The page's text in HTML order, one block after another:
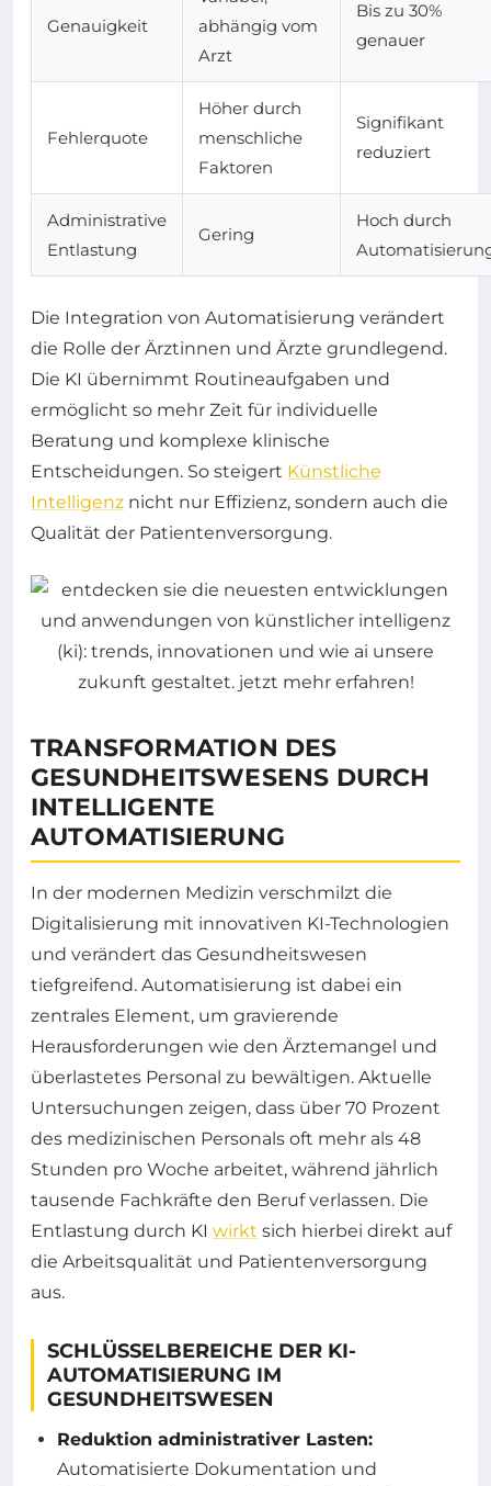
Genauigkeit
abhängig vom
Arzt
Bis zu 30%
genauer
Fehlerquote
Höher durch
menschliche
Faktoren
Signifikant
reduziert
Administrative
Entlastung
Gering
Hoch durch
Die Integration von Automatisierung verändert
die Rolle der Ärztinnen und Ärzte grundlegend.
Die KI übernimmt Routineaufgaben und
ermöglicht so mehr Zeit für individuelle
Beratung und komplexe klinische
Entscheidungen. So steigert Künstliche
Intelligenz nicht nur Effizienz, sondern auch die
Qualität der Patientenversorgung.
TRANSFORMATION DES
GESUNDHEITSWESENS DURCH
INTELLIGENTE
AUTOMATISIERUNG
In der modernen Medizin verschmilzt die
Digitalisierung mit innovativen KI-Technologien
und verändert das Gesundheitswesen
tiefgreifend. Automatisierung ist dabei ein
zentrales Element, um gravierende
Herausforderungen wie den Ärztemangel und
überlastetes Personal zu bewältigen. Aktuelle
Untersuchungen zeigen, dass über 70 Prozent
des medizinischen Personals oft mehr als 48
Stunden pro Woche arbeitet, während jährlich
tausende Fachkräfte den Beruf verlassen. Die
Entlastung durch KI wirkt sich hierbei direkt auf
die Arbeitsqualität und Patientenversorgung
aus.
SCHLÜSSELBEREICHE DER KI-
AUTOMATISIERUNG IM
GESUNDHEITSWESEN
Reduktion administrativer Lasten:
Automatisierte Dokumentation und